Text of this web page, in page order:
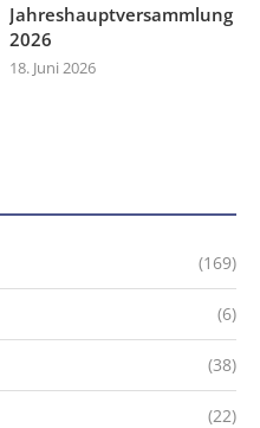
Jahreshauptversammlung
2026
18. Juni 2026
(169)
(6)
(38)
(22)